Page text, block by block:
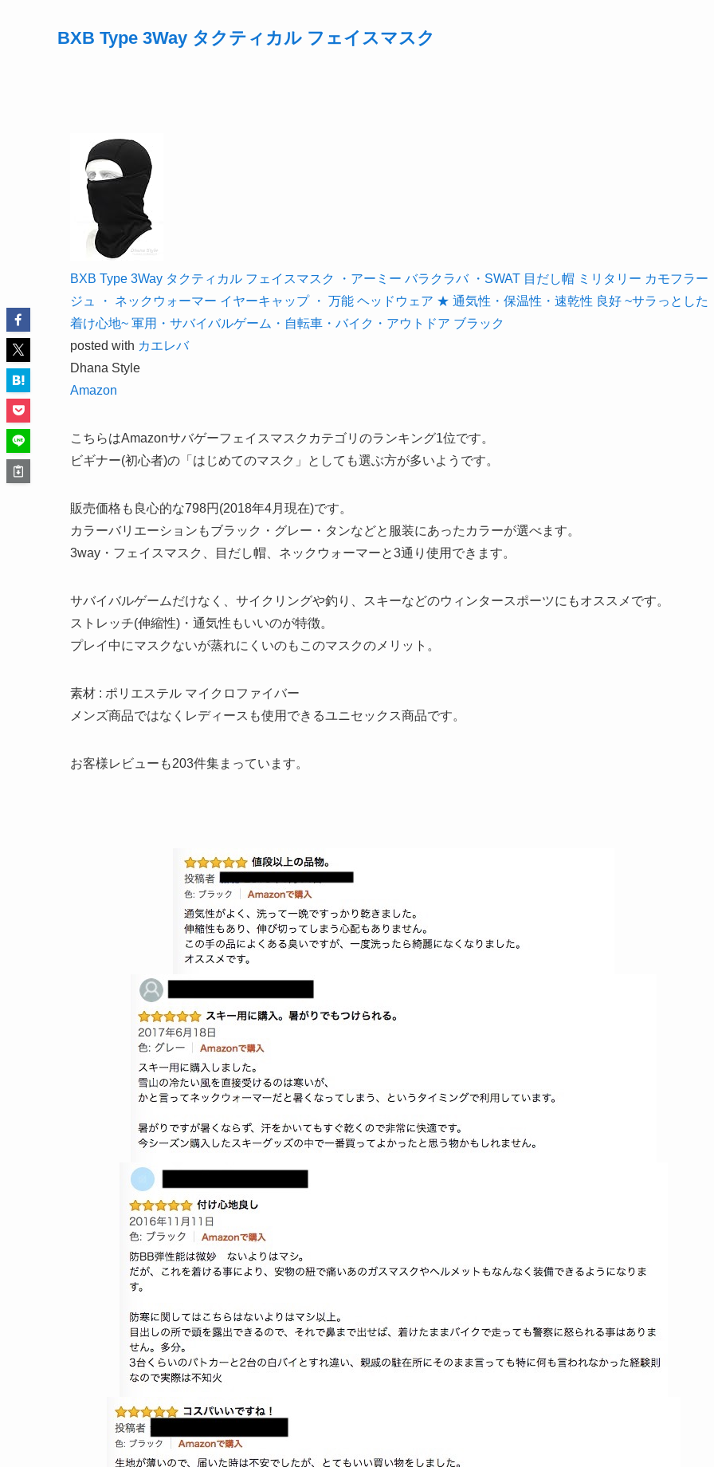
BXB Type 3Way タクティカル フェイスマスク
BXB Type 3Way タクティカル フェイスマスク ・アーミー バラクラバ ・SWAT 目だし帽 ミリタリー カモフラー
ジュ ・ ネックウォーマー イヤーキャップ ・ 万能 ヘッドウェア ★ 通気性・保温性・速乾性 良好 ~サラっとした
着け心地~ 軍用・サバイバルゲーム・自転車・バイク・アウトドア ブラック
posted with カエレバ
Dhana Style
Amazon
こちらはAmazonサバゲーフェイスマスクカテゴリのランキング1位です。
ビギナー(初心者)の「はじめてのマスク」としても選ぶ方が多いようです。
販売価格も良心的な798円(2018年4月現在)です。
カラーバリエーションもブラック・グレー・タンなどと服装にあったカラーが選べます。
3way・フェイスマスク、目だし帽、ネックウォーマーと3通り使用できます。
サバイバルゲームだけなく、サイクリングや釣り、スキーなどのウィンタースポーツにもオススメです。
ストレッチ(伸縮性)・通気性もいいのが特徴。
プレイ中にマスクないが蒸れにくいのもこのマスクのメリット。
素材 : ポリエステル マイクロファイバー
メンズ商品ではなくレディースも使用できるユニセックス商品です。
お客様レビューも203件集まっています。